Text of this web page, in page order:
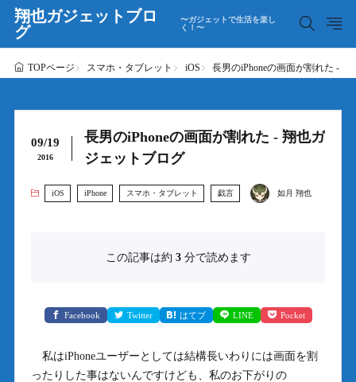
翔也ガジェットブロ
グ
〜ガジェットで生活を楽し
く！〜
TOPページ スマホ・タブレット iOS 長男のiPhoneの画面が割れた -
09/19
2016
長男のiPhoneの画面が割れた - 翔也ガ
ジェットブログ
iOS iPhone スマホ・タブレット 戯言 如月 翔也
この記事は約 3分で読めます
Facebook Twitter はてブ LINE Pocket
私はiPhoneユーザーとしては結構長いわりには画面を割
ったりした事はないんですけども、私のお下がりの